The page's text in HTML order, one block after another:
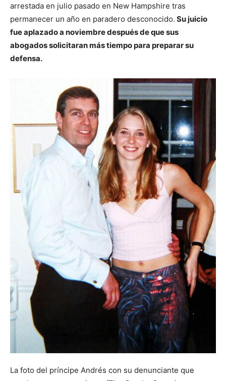
arrestada en julio pasado en New Hampshire tras
permanecer un año en paradero desconocido. Su juicio
fue aplazado a noviembre después de que sus
abogados solicitaran más tiempo para preparar su
defensa.
La foto del príncipe Andrés con su denunciante que